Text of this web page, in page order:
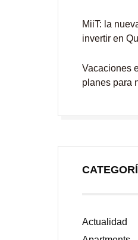
MiiT: la
invertir en
Vacaciones
planes para
Actualidad